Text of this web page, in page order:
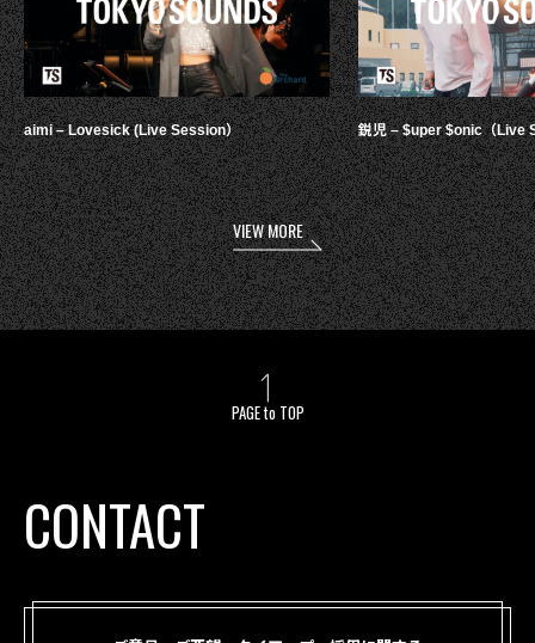
aimi – Lovesick (Live Session） 鋭児 – $uper $onic（Live
VIEW MORE
PAGE to TOP
CONTACT